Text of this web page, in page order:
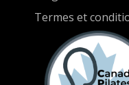
Termes et